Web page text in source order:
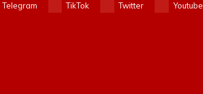
Telegram TikTok Twitter Youtube